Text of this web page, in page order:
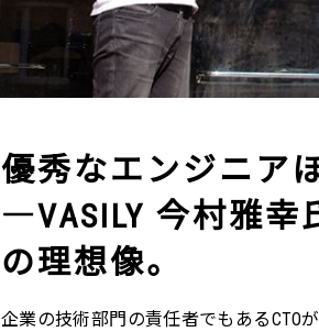
優秀なエンジニア
―VASILY 今村雅幸
の理想像。
企業の技術部門の責任者でもあるCTO